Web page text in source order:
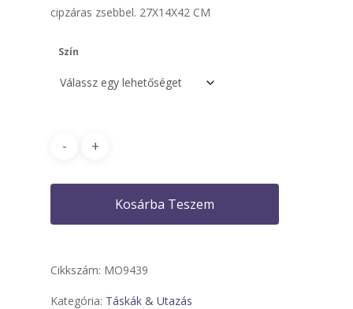
cipzáras zsebbel. 27X14X42 CM
Szín
Kosárba Teszem
Cikkszám: MO9439
Kategória: Táskák & Utazás